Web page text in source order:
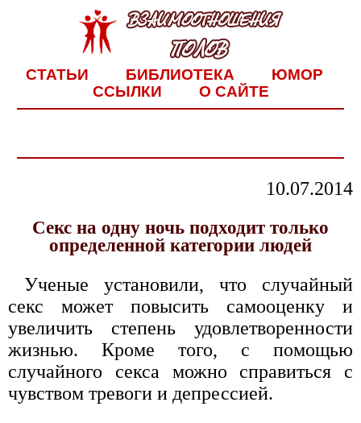
СТАТЬИ БИБЛИОТЕКА
ЮМОР
ССЫЛКИ
О САЙТЕ
10.07.2014
Секс на одну ночь подходит только
определенной категории людей
Ученые установили, что случайный
секс может повысить самооценку и
увеличить степень удовлетворенности
жизнью. Кроме того, с помощью
случайного секса можно справиться с
чувством тревоги и депрессией.